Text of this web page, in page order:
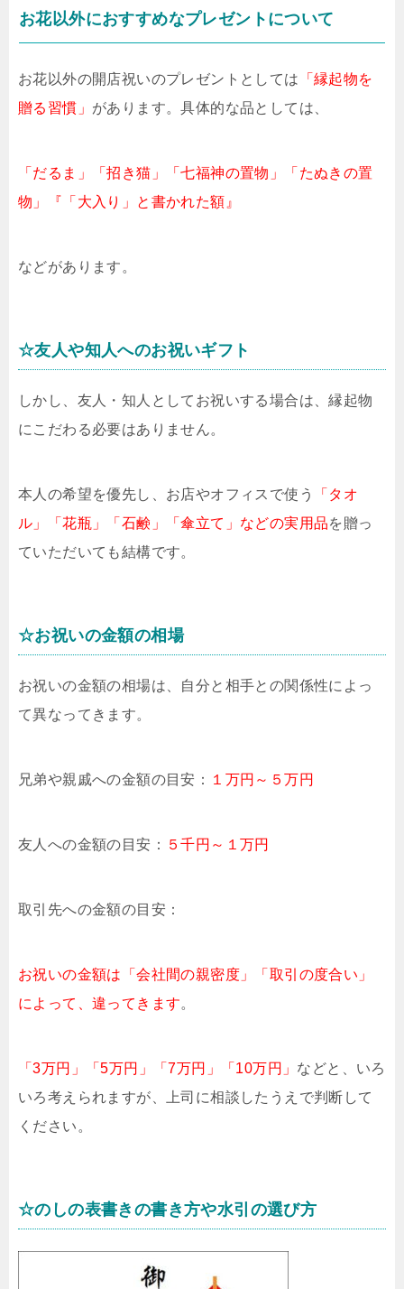
お花以外におすすめなプレゼントについて
お花以外の開店祝いのプレゼントとしては 「縁起物を
贈る習慣」 があります。具体的な品としては、
「だるま」「招き猫」「七福神の置物」「たぬきの置
物」『「大入り」と書かれた額』
などがあります。
☆友人や知人へのお祝いギフト
しかし、友人・知人としてお祝いする場合は、縁起物
にこだわる必要はありません。
本人の希望を優先し、お店やオフィスで使う
「タオ
ル」「花瓶」「石鹸」「傘立て」などの実用品を贈っ
ていただいても結構です。
☆お祝いの金額の相場
お祝いの金額の相場は、自分と相手との関係性によっ
て異なってきます。
兄弟や親戚への金額の目安： １万円～５万円
友人への金額の目安： ５千円～１万円
取引先への金額の目安：
お祝いの金額は「会社間の親密度」「取引の度合い」
によって、違ってきます。
「3万円」「5万円」「7万円」「10万円」 などと、いろ
いろ考えられますが、上司に相談したうえで判断して
ください。
☆のしの表書きの書き方や水引の選び方